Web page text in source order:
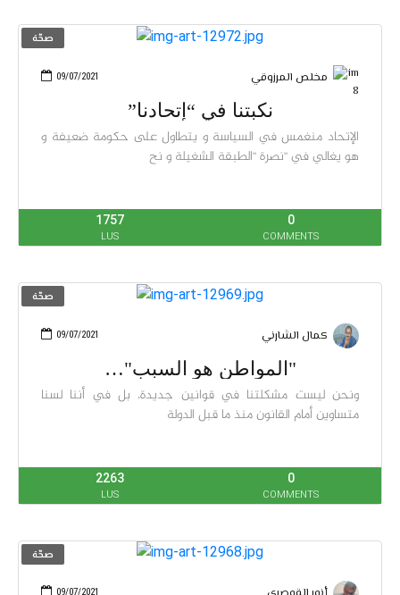
صحّة
09/07/2021 مخلص المرزوقي
نكبتنا في “إتحادنا”
الإتحاد منغمس في السياسة و يتطاول على حكومة ضعيفة و
هو يغالي في “نصرة “الطبقة الشغيلة و نح
1757
LUS
0
COMMENTS
صحّة
09/07/2021 كمال الشارني
"المواطن هو السبب"…
ونحن ليست مشكلتنا في قوانين جديدة، بل في أننا لسنا
متساوين أمام القانون منذ ما قبل الدولة
2263
LUS
0
COMMENTS
صحّة
09/07/2021